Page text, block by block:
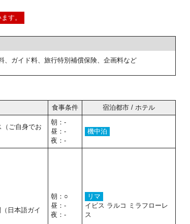
す。
、ガイド料、旅行特別補償保険、企画料など
食事条件
宿泊都市 / ホテル
ご自身でお
朝：-
昼：-
夜：-
機中泊
日本語ガイ
朝：○
昼：-
夜：-
リマ
イビス ラルコ ミラフローレ
ス